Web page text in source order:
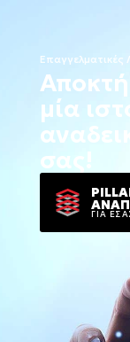
Επαγγελματικές
μία
σας!
ΓΙΑ